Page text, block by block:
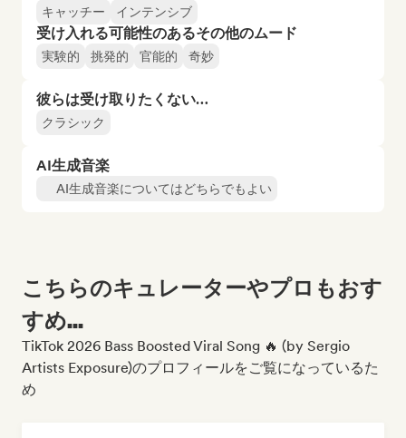
キャッチー
インテンシブ
受け入れる可能性のあるその他のムード
実験的 挑発的 官能的 奇妙
彼らは受け取りたくない…
クラシック
AI生成音楽
AI生成音楽についてはどちらでもよい
こちらのキュレーターやプロもおす
すめ...
TikTok 2026 Bass Boosted Viral Song 🔥 (by Sergio
Artists Exposure)のプロフィールをご覧になっているた
め